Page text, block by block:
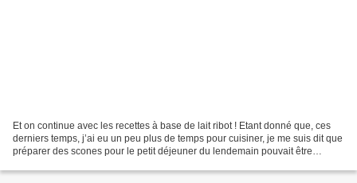
Et on continue avec les recettes à base de lait ribot ! Etant donné que, ces
derniers temps, j’ai eu un peu plus de temps pour cuisiner, je me suis dit que
préparer des scones pour le petit déjeuner du lendemain pouvait être